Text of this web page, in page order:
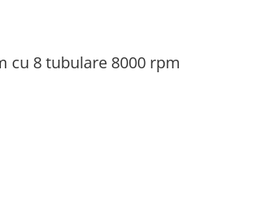
cu 8 tubulare 8000 rpm